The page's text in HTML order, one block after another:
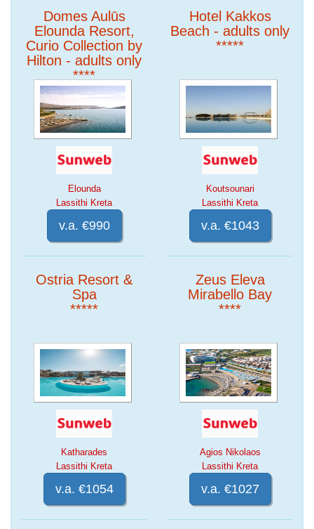
Domes Aulūs
Elounda Resort,
Curio Collection by
Hilton - adults only
****
Elounda
Lassithi Kreta
v.a. €990
Hotel Kakkos
Beach - adults only
*****
Koutsounari
Lassithi Kreta
v.a. €1043
Ostria Resort &
Spa
*****
Katharades
Lassithi Kreta
v.a. €1054
Zeus Eleva
Mirabello Bay
****
Agios Nikolaos
Lassithi Kreta
v.a. €1027